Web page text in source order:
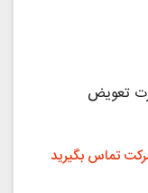
تماس بگیرید